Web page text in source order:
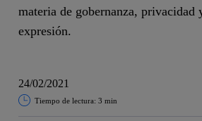
materia de gobernanza, privacidad
expresión.
24/02/2021
Tiempo de lectura: 3 min